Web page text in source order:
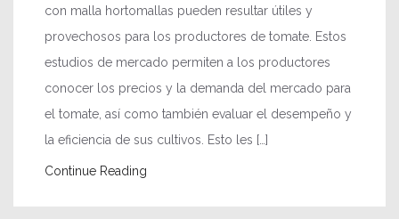
con malla hortomallas pueden resultar útiles y
provechosos para los productores de tomate. Estos
estudios de mercado permiten a los productores
conocer los precios y la demanda del mercado para
el tomate, así como también evaluar el desempeño y
la eficiencia de sus cultivos. Esto les […]
Continue Reading